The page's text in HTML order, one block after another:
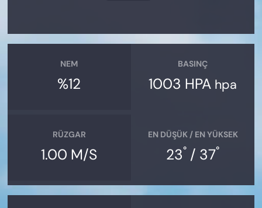
NEM
%12
BASINÇ
1003 HPA hpa
RÜZGAR
1.00 M/S
EN DÜŞÜK / EN YÜKSEK
23° / 37°